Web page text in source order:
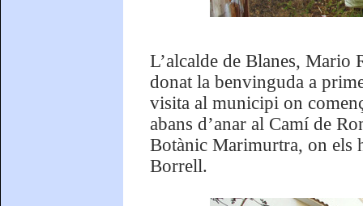
L’alcalde de Blanes, Mario
donat la benvinguda a
visita al municipi on
abans d’anar al Camí de
Botànic Marimurtra, on els
Borrell.